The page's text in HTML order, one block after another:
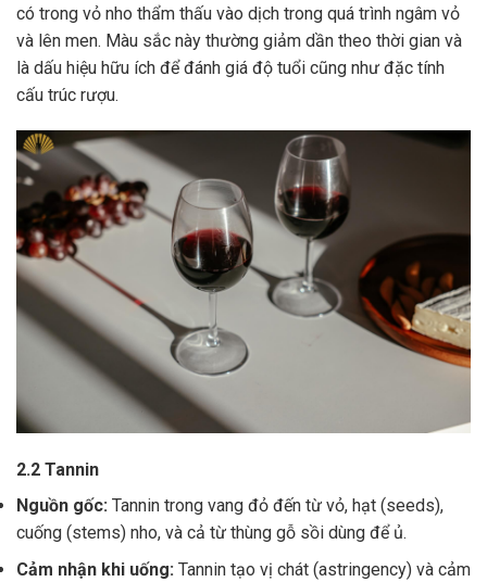
có trong vỏ nho thẩm thấu vào dịch trong quá trình ngâm vỏ
và lên men. Màu sắc này thường giảm dần theo thời gian và
là dấu hiệu hữu ích để đánh giá độ tuổi cũng như đặc tính
cấu trúc rượu.
2.2 Tannin
Nguồn gốc: Tannin trong vang đỏ đến từ vỏ, hạt (seeds),
cuống (stems) nho, và cả từ thùng gỗ sồi dùng để ủ.
Cảm nhận khi uống: Tannin tạo vị chát (astringency) và cảm